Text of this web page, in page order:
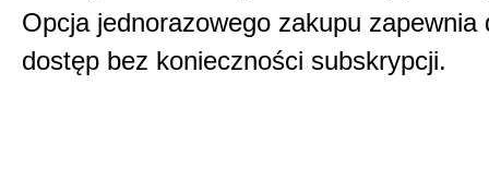
Opcja jednorazowego zakupu zapewnia
dostęp bez konieczności subskrypcji.